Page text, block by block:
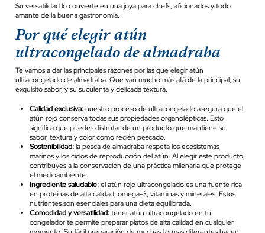
Su versatilidad lo convierte en una joya para chefs, aficionados y todo
amante de la buena gastronomía.
Por qué elegir atún
ultracongelado de almadraba
Te vamos a dar las principales razones por las que elegir atún
ultracongelado de almadraba. Que van mucho más allá de la principal, su
exquisito sabor, y su suculenta y delicada textura.
Calidad exclusiva:nuestro proceso de ultracongelado asegura que el
atún rojo conserva todas sus propiedades organolépticas. Esto
significa que puedes disfrutar de un producto que mantiene su
sabor, textura y color como recién pescado.
Sostenibilidad:la pesca de almadraba respeta los ecosistemas
marinos y los ciclos de reproducción del atún. Al elegir este producto,
contribuyes a la conservación de una práctica milenaria que protege
el medioambiente.
Ingrediente saludable:el atún rojo ultracongelado es una fuente rica
en proteínas de alta calidad, omega-3, vitaminas y minerales. Estos
nutrientes son esenciales para una dieta equilibrada.
Comodidad y versatilidad:tener atún ultracongelado en tu
congelador te permite preparar platos de alta calidad en cualquier